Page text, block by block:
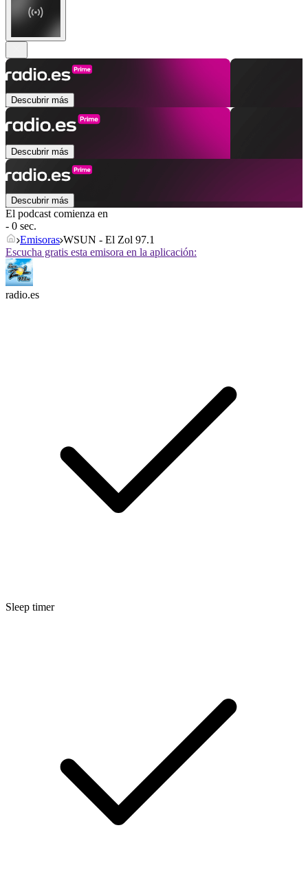
Descubrir más
Descubrir más
Descubrir más
El podcast comienza en
- 0 sec.
Emisoras WSUN - El Zol 97.1
Escucha gratis esta emisora en la aplicación:
radio.es
Sleep timer